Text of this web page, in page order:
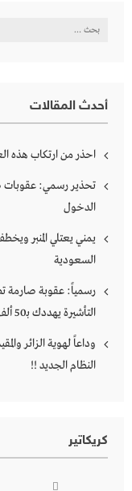
البحث
أحدث المقالات
احذر من ارتكاب هذه
تحذير رسمي: عقوبات
الدخول
يمني يعتلي المنبر
السعودية
رسمياً: عقوبة صارمة
التأشيرة يهددك بـ50 ألف ريال وسجن 6 أشهر وترحيل!
وداعاً لهوية الزائر
النظام الجديد !!
كريكاتير